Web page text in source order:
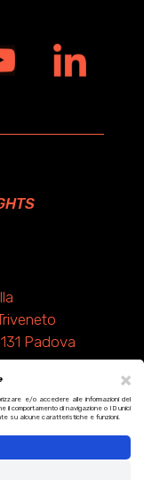
×
e/o accedere alle informazioni del
comportamento di navigazione o ID unici
su alcune caratteristiche e funzioni.
Padova